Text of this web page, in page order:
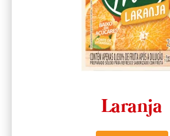
Laranja